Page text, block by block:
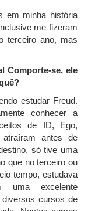
em minha história
me fizeram
terceiro ano, mas
Comporte-se, ele
estudar Freud.
conhecer a
de ID, Ego,
antes de
só tive uma
que no terceiro ou
tempo, estudava
uma excelente
cursos de